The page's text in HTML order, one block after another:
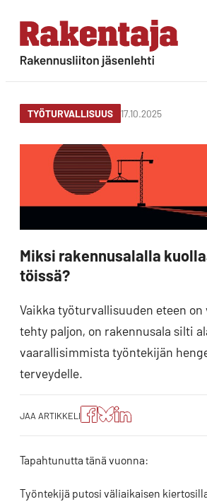
Siirry
suoraan
sisältöön
Rakentaja-lehti
TYÖTURVALLISUUS 17.10.2025
Miksi rakennusalalla
töissä?
Vaikka työturvallisuuden eteen on
tehty paljon, on rakennusala silti
vaarallisimmista työntekijän
terveydelle.
JAA ARTIKKELI
Jaa
artikkeli
Facebookissa
Jaa
artikkeli
Blueskyssa
Jako:
Jaa
artikkeli
Tapahtunutta tänä vuonna:
Työntekijä putosi väliaikaisen